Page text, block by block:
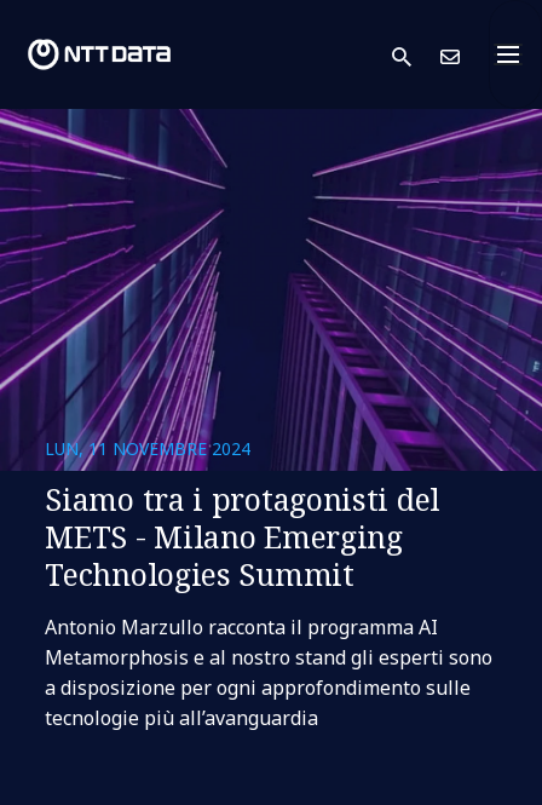
search
LUN, 11 NOVEMBRE 2024
Siamo tra i protagonisti del
METS - Milano Emerging
Technologies Summit
Antonio Marzullo racconta il programma AI
Metamorphosis e al nostro stand gli esperti sono
a disposizione per ogni approfondimento sulle
tecnologie più all’avanguardia